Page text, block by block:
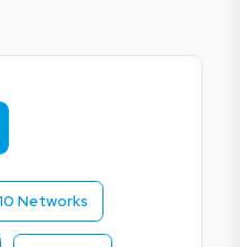
Networks